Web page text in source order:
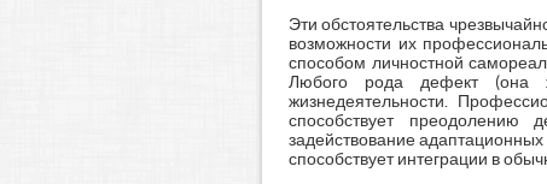
Эти обстоятельства
возможности их
способом личностной
Любого рода дефект (она
жизнедеятельности.
способствует преодолению
задействование
способствует интеграции в